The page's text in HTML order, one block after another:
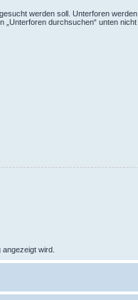
werden soll. Unterforen werden
„Unterforen durchsuchen“ unten nicht
wird.